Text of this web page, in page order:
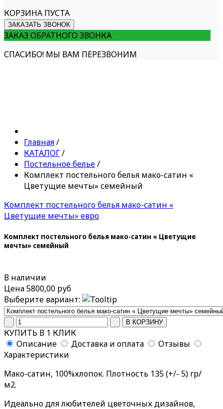
КОРЗИНА ПУСТА
ЗАКАЗАТЬ ЗВОНОК
ЗАКАЗ ОБРАТНОГО ЗВОНКА
СПАСИБО! МЫ ВАМ ПЕРЕЗВОНИМ
Главная/
КАТАЛОГ/
Постельное белье/
Комплект постельного белья мако-сатин «
Цветущие мечты» семейный
Комплект постельного белья мако-сатин «
Цветущие мечты» евро
Комплект постельного белья мако-сатин « Цветущие
мечты» семейный
В наличии
Цена5800,00 руб
Выберите вариант:
КУПИТЬ В 1 КЛИК
Описание
Доставка и оплата
Отзывы
Характеристики
Мако-сатин, 100%хлопок. Плотность 135 (+/- 5) гр/
м2.
Идеально для любителей цветочных дизайнов,